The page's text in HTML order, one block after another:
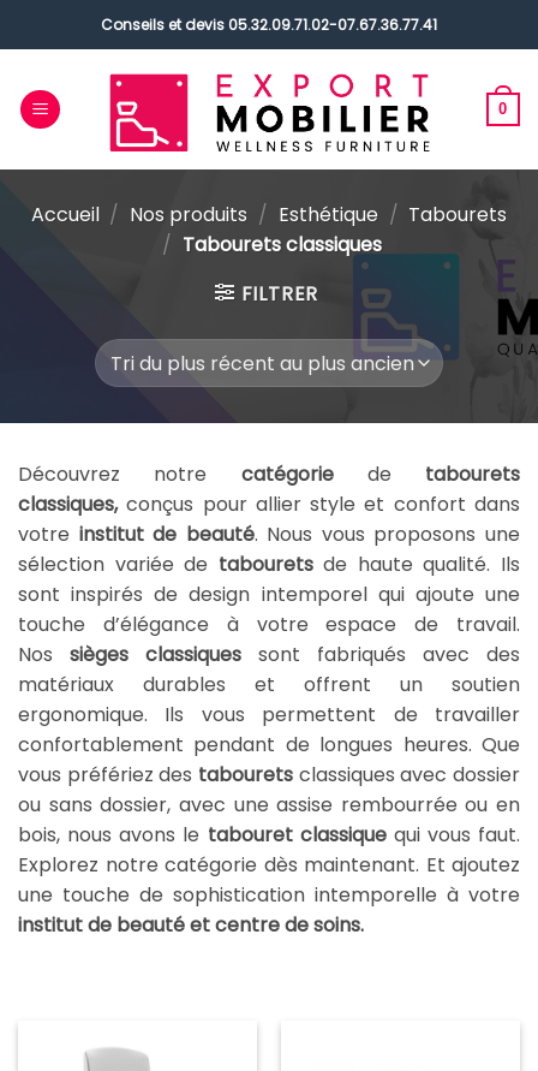
au
Conseils et devis 05.32.09.71.02-07.67.36.77.41
0
Accueil / Nos produits / Esthétique / Tabourets
/ Tabourets classiques
FILTRER
Découvrez notre catégoriede tabourets
classiques,conçus pour allier style et confort dans
votre institut de beauté. Nous vous proposons une
sélection variée de tabouretsde haute qualité. Ils
sont inspirés de design intemporel qui ajoute une
touche d’élégance à votre espace de travail.
Nos sièges classiques sont fabriqués avec des
matériaux durables et offrent un soutien
ergonomique. Ils vous permettent de travailler
confortablement pendant de longues heures. Que
vous préfériez des tabourets classiques avec dossier
ou sans dossier, avec une assise rembourrée ou en
bois, nous avons le tabouret classiquequi vous faut.
Explorez notre catégorie dès maintenant. Et ajoutez
une touche de sophistication intemporelle à votre
institut de beauté et centre de soins.